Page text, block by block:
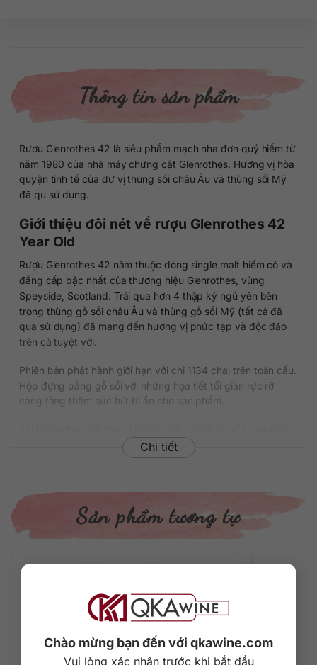
Chào mừng bạn đến với qkawine.com
Vui lòng xác nhận trước khi bắt đầu
Thông tin sản phẩm
Rượu Glenrothes 42 là siêu phẩm mạch nha đơn quý hiếm từ
năm 1980 của nhà máy chưng cất Glenrothes. Hương vị hòa
quyện tinh tế của dư vị thùng sồi châu Âu và thùng sồi Mỹ
đã qu sử dụng.
Giới thiệu đôi nét về rượu Glenrothes 42
Year Old
Rượu Glenrothes 42 năm thuộc dòng single malt hiếm có và
đẳng cấp bậc nhất của thương hiệu Glenrothes, vùng
Speyside, Scotland. Trải qua hơn 4 thập kỷ ngủ yên bên
trong thùng gỗ sồi châu Âu và thùng gỗ sồi Mỹ (tất cả đã
qua sử dụng) đã mang đến hương vị phức tạp và độc đáo
trên cả tuyệt vời.
Phiên bản phát hành giới hạn với chỉ 1134 chai trên toàn cầu.
Hộp đựng bằng gỗ sồi với những họa tiết tối giản rực rỡ
càng tăng thêm sức hút bí ẩn cho sản phẩm.
này và nó hiện đang có giá bán dao động khoảng
255.000.000 đồng/chai.
Thông tin chi tiết về rượu
Xuất xứ: Scotland
Vùng sản xuất: Speyside
Tuổi rượu: 42 năm
Màu sắc: Màu hổ phách tinh tế
Cách thưởng thức: Uống nguyên chất, thêm đá viên, pha
chế cocktail
Chi tiết
Sản phẩm tương tự